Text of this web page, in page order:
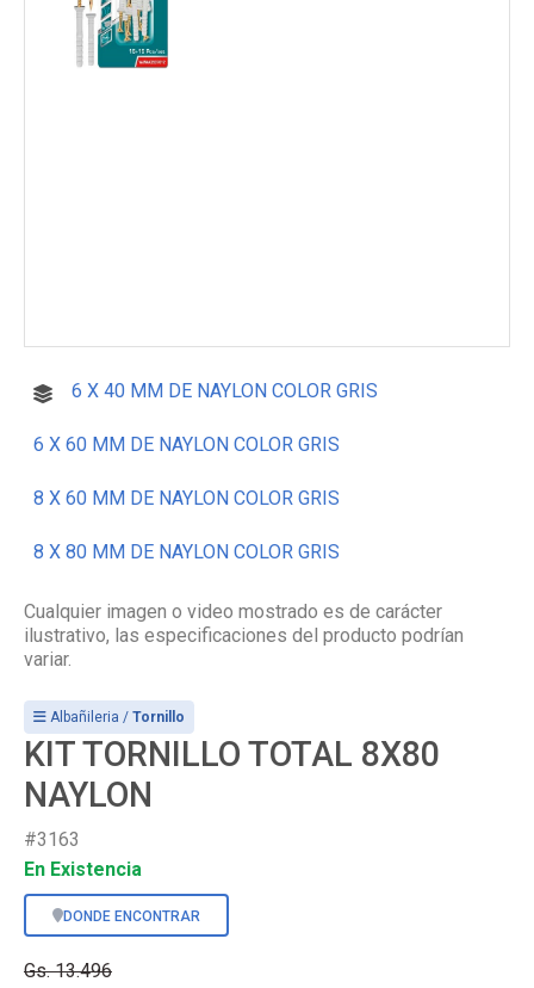
6 X 40 MM DE NAYLON COLOR GRIS
6 X 60 MM DE NAYLON COLOR GRIS
8 X 60 MM DE NAYLON COLOR GRIS
8 X 80 MM DE NAYLON COLOR GRIS
Cualquier imagen o video mostrado es de carácter
ilustrativo, las especificaciones del producto podrían
variar.
Albañileria / Tornillo
KIT TORNILLO TOTAL 8X80
NAYLON
#3163
En Existencia
DONDE ENCONTRAR
Gs. 13.496